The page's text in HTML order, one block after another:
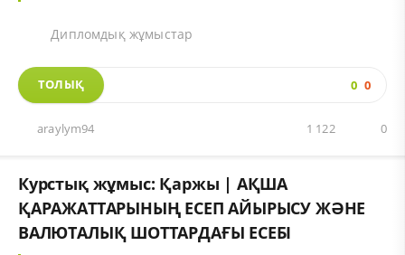
Дипломдық жұмыстар
ТОЛЫҚ 0 0
araylym94 0
1 122
Курстық жұмыс: Қаржы | АҚША
ҚАРАЖАТТАРЫНЫҢ ЕСЕП АЙЫРЫСУ ЖӘНЕ
ВАЛЮТАЛЫҚ ШОТТАРДАҒЫ ЕСЕБІ